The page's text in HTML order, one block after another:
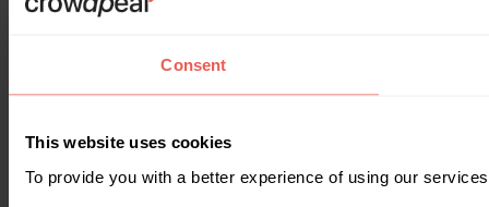
Consent
This website uses cookies
To provide you with a better experience of using our